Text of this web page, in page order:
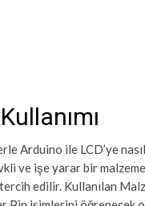
Arduino ile LCD’ye nasıl
ve işe yarar bir
edilir. Kullanılan